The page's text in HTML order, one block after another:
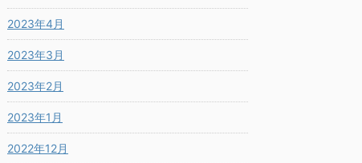
2023年4月
2023年3月
2023年2月
2023年1月
2022年12月